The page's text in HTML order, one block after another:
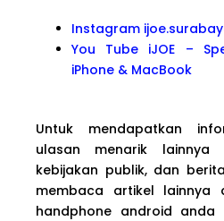
Instagram
You Tube iJOE –
iPhone & MacBook
Untuk mendapatkan
ulasan menarik lainnya
kebijakan publik, dan
membaca artikel lainnya
handphone android anda